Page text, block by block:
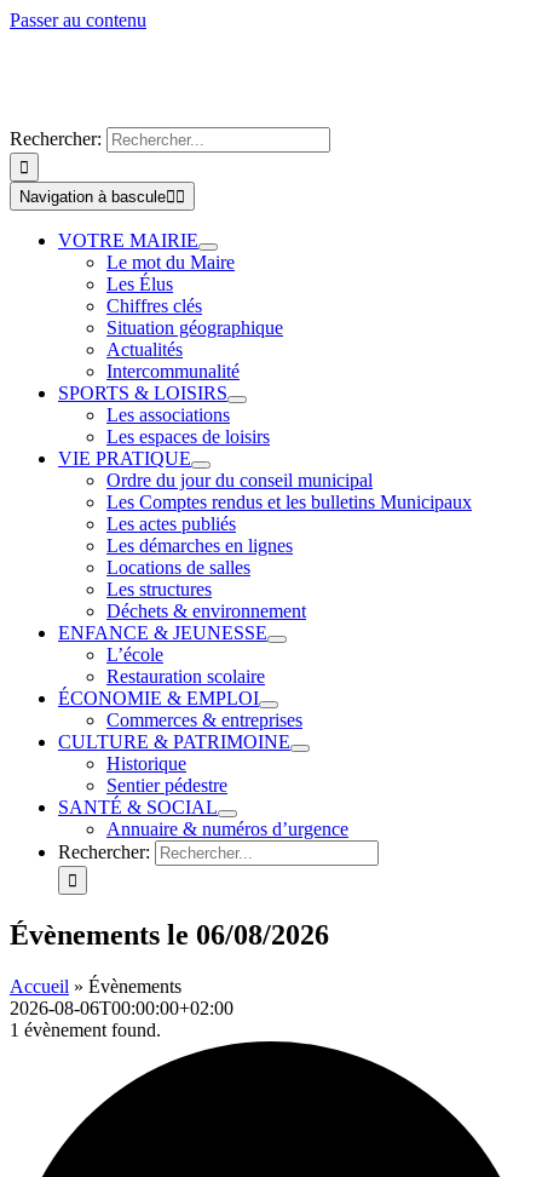
Passer au contenu
Rechercher:
Navigation à bascule
VOTRE MAIRIE
Le mot du Maire
Les Élus
Chiffres clés
Situation géographique
Actualités
Intercommunalité
SPORTS & LOISIRS
Les associations
Les espaces de loisirs
VIE PRATIQUE
Ordre du jour du conseil municipal
Les Comptes rendus et les bulletins Municipaux
Les actes publiés
Les démarches en lignes
Locations de salles
Les structures
Déchets & environnement
ENFANCE & JEUNESSE
L’école
Restauration scolaire
ÉCONOMIE & EMPLOI
Commerces & entreprises
CULTURE & PATRIMOINE
Historique
Sentier pédestre
SANTÉ & SOCIAL
Annuaire & numéros d’urgence
Rechercher:
Évènements le 06/08/2026
Accueil » Évènements
2026-08-06T00:00:00+02:00
1 évènement found.